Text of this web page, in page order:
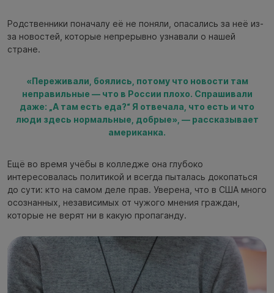
Родственники поначалу её не поняли, опасались за неё из-
за новостей, которые непрерывно узнавали о нашей
стране.
«Переживали, боялись, потому что новости там
неправильные — что в России плохо. Спрашивали
даже: „А там есть еда?“ Я отвечала, что есть и что
люди здесь нормальные, добрые», — рассказывает
американка.
Ещё во время учёбы в колледже она глубоко
интересовалась политикой и всегда пыталась докопаться
до сути: кто на самом деле прав. Уверена, что в США много
осознанных, независимых от чужого мнения граждан,
которые не верят ни в какую пропаганду.